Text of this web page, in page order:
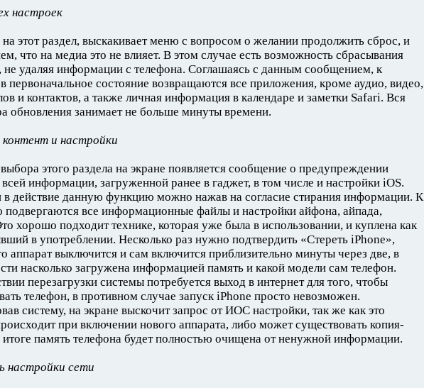
настроек
этот раздел, выскакивает меню с вопросом о желании продолжить сброс, и
что на медиа это не влияет. В этом случае есть возможность сбрасывания
не удаляя информации с телефона. Соглашаясь с данным сообщением, к
первоначальное состояние возвращаются все приложения, кроме аудио, видео,
и контактов, а также личная информация в календаре и заметки Safari. Вся
обновления занимает не больше минуты времени.
и настройки
этого раздела на экране появляется сообщение о предупреждении
информации, загруженной ранее в гаджет, в том числе и настройки iOS.
в действие данную функцию можно нажав на согласие стирания информации. К
подвергаются все информационные файлы и настройки айфона, айпада,
хорошо подходит технике, которая уже была в использовании, и куплена как
в употреблении. Несколько раз нужно подтвердить «Стереть iPhone»,
аппарат выключится и сам включится приблизительно минуты через две, в
насколько загружена информацией память и какой модели сам телефон.
перезагрузки системы потребуется выход в интернет для того, чтобы
телефон, в противном случае запуск iPhone просто невозможен.
систему, на экране выскочит запрос от ИОС настройки, так же как это
при включении нового аппарата, либо может существовать копия-
итоге память телефона будет полностью очищена от ненужной информации.
настройки сети